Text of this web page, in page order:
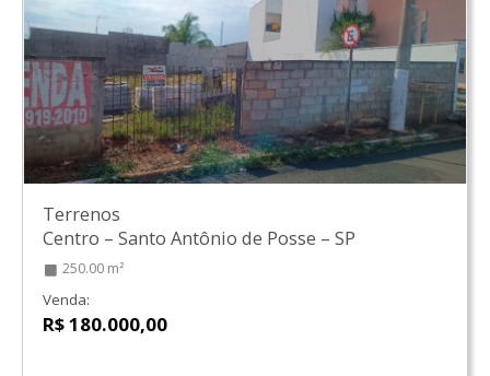
Terrenos
Centro – Santo Antônio de Posse – SP
250.00 m²
Venda:
R$ 180.000,00